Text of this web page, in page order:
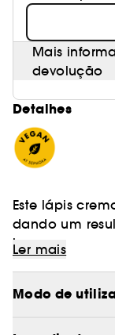
Mais
devolução
Detalhes
Este lápis
dando um
bom para ser
- Textura:
Ler mais
Modo de